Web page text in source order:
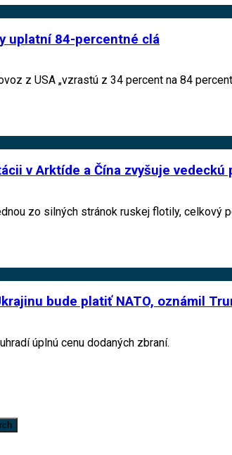
uplatní 84-percentné clá
z USA „vzrastú z 34 percent na 84
v Arktíde a Čína zvyšuje
zo silných stránok ruskej flotily, celkový
bude platiť NATO, oznámil
úplnú cenu dodaných zbraní.